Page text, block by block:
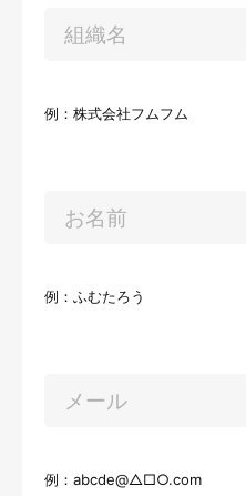
例：株式会社フムフム
例：ふむたろう
例：abcde@△□○.com